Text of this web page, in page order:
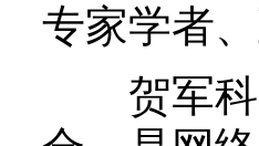
专家学者
贺军科